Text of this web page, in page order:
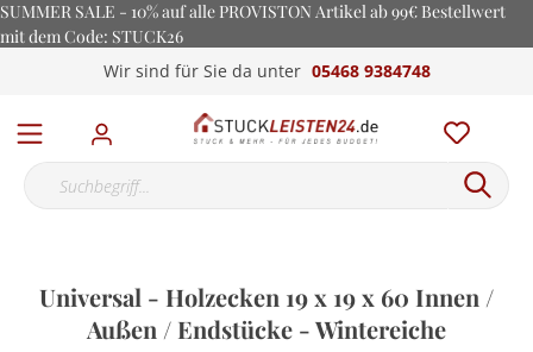
SUMMER SALE - 10% auf alle PROVISTON Artikel ab 99€ Bestellwert
mit dem Code: STUCK26
Wir sind für Sie da unter 05468 9384748
Universal - Holzecken 19 x 19 x 60 Innen /
Außen / Endstücke - Wintereiche